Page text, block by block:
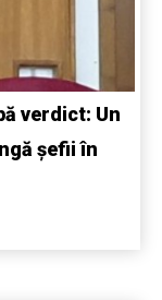
verdict: Un
șefii în